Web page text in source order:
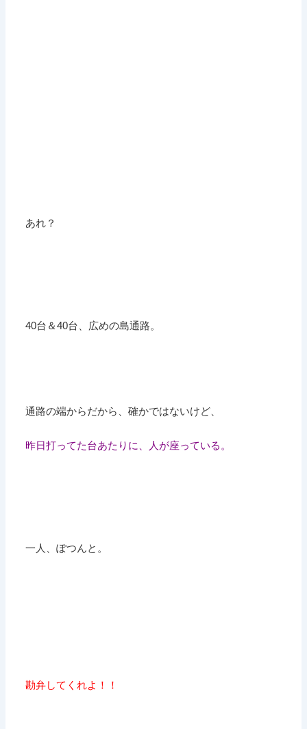
あれ？
40台＆40台、広めの島通路。
通路の端からだから、確かではないけど、
昨日打ってた台あたりに、人が座っている。
一人、ぽつんと。
勘弁してくれよ！！